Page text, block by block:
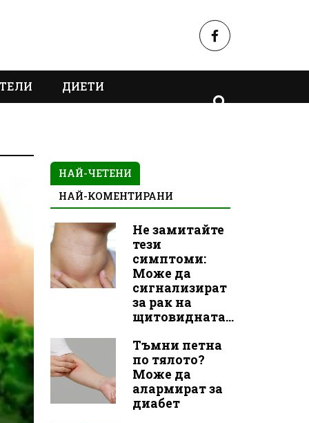
ДИЕТИ
НАЙ-ЧЕТЕНИ
НАЙ-КОМЕНТИРАНИ
Не замитайте
тези
симптоми:
Може да
сигнализират
за рак на
щитовидната...
Тъмни петна
по тялото?
Може да
алармират за
диабет